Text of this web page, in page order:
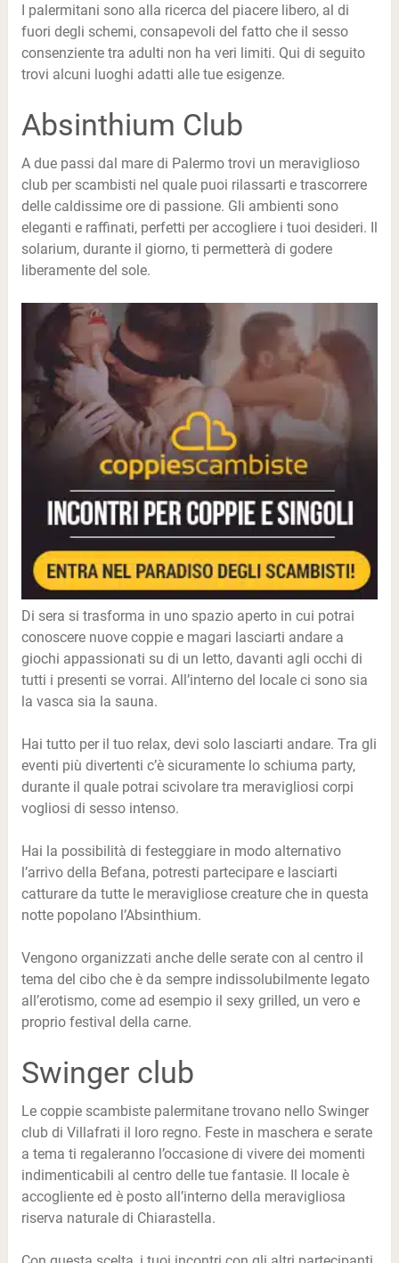
I palermitani sono alla ricerca del piacere libero, al di
fuori degli schemi, consapevoli del fatto che il sesso
consenziente tra adulti non ha veri limiti. Qui di seguito
trovi alcuni luoghi adatti alle tue esigenze.
Absinthium Club
A due passi dal mare di Palermo trovi un meraviglioso
club per scambisti nel quale puoi rilassarti e trascorrere
delle caldissime ore di passione. Gli ambienti sono
eleganti e raffinati, perfetti per accogliere i tuoi desideri. Il
solarium, durante il giorno, ti permetterà di godere
liberamente del sole.
Di sera si trasforma in uno spazio aperto in cui potrai
conoscere nuove coppie e magari lasciarti andare a
giochi appassionati su di un letto, davanti agli occhi di
tutti i presenti se vorrai. All’interno del locale ci sono sia
la vasca sia la sauna.
Hai tutto per il tuo relax, devi solo lasciarti andare. Tra gli
eventi più divertenti c’è sicuramente lo schiuma party,
durante il quale potrai scivolare tra meravigliosi corpi
vogliosi di sesso intenso.
Hai la possibilità di festeggiare in modo alternativo
l’arrivo della Befana, potresti partecipare e lasciarti
catturare da tutte le meravigliose creature che in questa
notte popolano l’Absinthium.
Vengono organizzati anche delle serate con al centro il
tema del cibo che è da sempre indissolubilmente legato
all’erotismo, come ad esempio il sexy grilled, un vero e
proprio festival della carne.
Swinger club
Le coppie scambiste palermitane trovano nello Swinger
club di Villafrati il loro regno. Feste in maschera e serate
a tema ti regaleranno l’occasione di vivere dei momenti
indimenticabili al centro delle tue fantasie. Il locale è
accogliente ed è posto all’interno della meravigliosa
riserva naturale di Chiarastella.